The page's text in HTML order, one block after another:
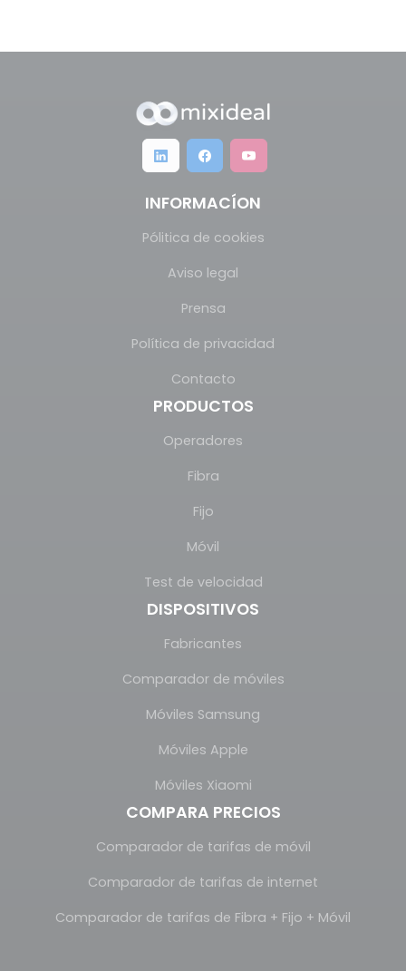
INFORMACÍON
Pólitica de cookies
Aviso legal
Prensa
Política de privacidad
Contacto
PRODUCTOS
Operadores
Fibra
Fijo
Móvil
Test de velocidad
DISPOSITIVOS
Fabricantes
Comparador de móviles
Móviles Samsung
Móviles Apple
Móviles Xiaomi
COMPARA PRECIOS
Comparador de tarifas de móvil
Comparador de tarifas de internet
Comparador de tarifas de Fibra + Fijo + Móvil